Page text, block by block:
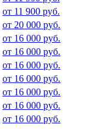
от 11 900 руб.
от 20 000 руб.
от 16 000 руб.
от 16 000 руб.
от 16 000 руб.
от 16 000 руб.
от 16 000 руб.
от 16 000 руб.
от 16 000 руб.